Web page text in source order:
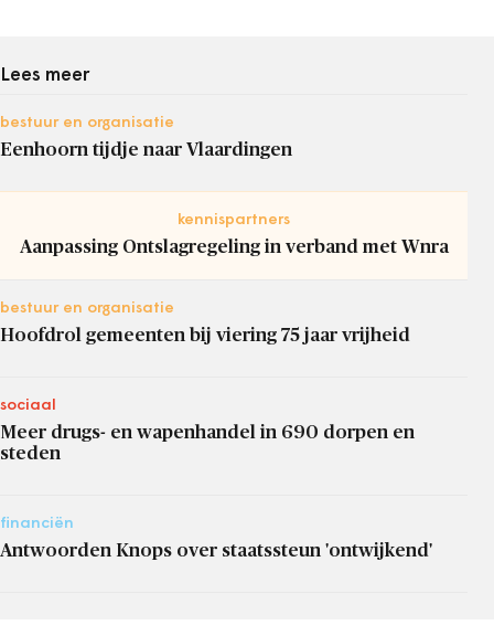
Lees meer
bestuur en organisatie
Eenhoorn tijdje naar Vlaardingen
kennispartners
Aanpassing Ontslagregeling in verband met Wnra
bestuur en organisatie
Hoofdrol gemeenten bij viering 75 jaar vrijheid
sociaal
Meer drugs- en wapenhandel in 690 dorpen en
steden
financiën
Antwoorden Knops over staatssteun 'ontwijkend'